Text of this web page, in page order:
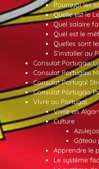
Pourquoi les
Quelle est le
Quel salaire
Quel est le
Quelles sont
S’installer au
Consulat Portugais
Consulat Portugais
Consulat Portugal
Consulat Portugais
Vivre au Portugal
Vivre en
Culture
Azulejos
Gâteau
Apprendre le
Le système